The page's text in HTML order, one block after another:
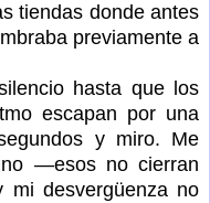
tiendas donde antes
previamente a
hasta que los
escapan por una
y miro. Me
—esos no cierran
desvergüenza no